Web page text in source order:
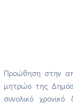
Προώθηση στην
μητρώο της
συνολικό